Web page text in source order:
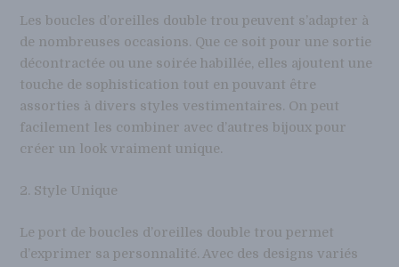
Les boucles d’oreilles double trou peuvent s’adapter à
de nombreuses occasions. Que ce soit pour une sortie
décontractée ou une soirée habillée, elles ajoutent une
touche de sophistication tout en pouvant être
assorties à divers styles vestimentaires. On peut
facilement les combiner avec d’autres bijoux pour
créer un look vraiment unique.
2. Style Unique
Le port de boucles d’oreilles double trou permet
d’exprimer sa personnalité. Avec des designs variés